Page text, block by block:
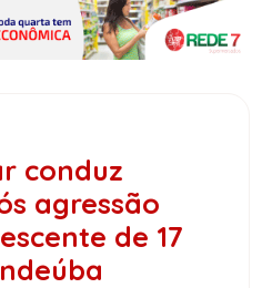
conduz
agressão
de 17